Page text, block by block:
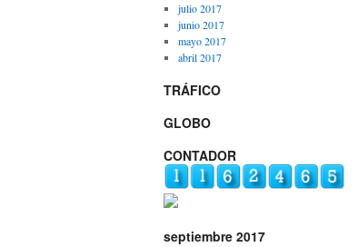
julio 2017
junio 2017
mayo 2017
abril 2017
TRÁFICO
GLOBO
CONTADOR
septiembre 2017